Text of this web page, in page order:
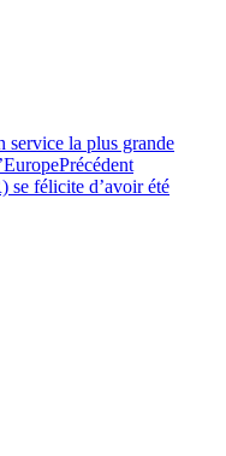
service la plus grande
Précédent
félicite d’avoir été